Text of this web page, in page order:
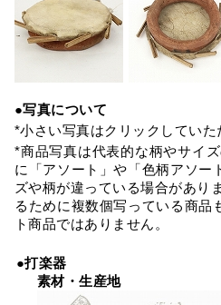
●写真について
*小さい写真はクリックしていた
*商品写真は代表的な柄やサイ
に「アソート」や「色柄アソー
ズや柄が違っている場合があり
るために複数個写っている商品
ト商品ではありません。
●打楽器
素材・生産地